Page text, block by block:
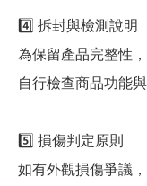
4️⃣ 拆封與檢測說明
為保留產品完整性
自行檢查商品功能與
5️⃣ 損傷判定原則
如有外觀損傷爭議